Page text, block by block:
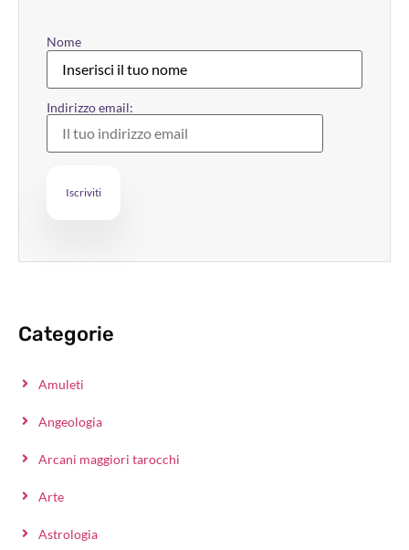
Nome
Indirizzo email:
Categorie
Amuleti
Angeologia
Arcani maggiori tarocchi
Arte
Astrologia